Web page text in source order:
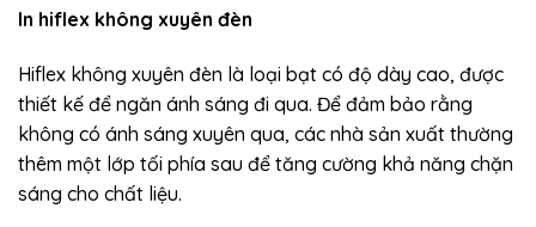
In hiflex không xuyên đèn
Hiflex không xuyên đèn là loại bạt có độ dày cao, được
thiết kế để ngăn ánh sáng đi qua. Để đảm bảo rằng
không có ánh sáng xuyên qua, các nhà sản xuất thường
thêm một lớp tối phía sau để tăng cường khả năng chặn
sáng cho chất liệu.